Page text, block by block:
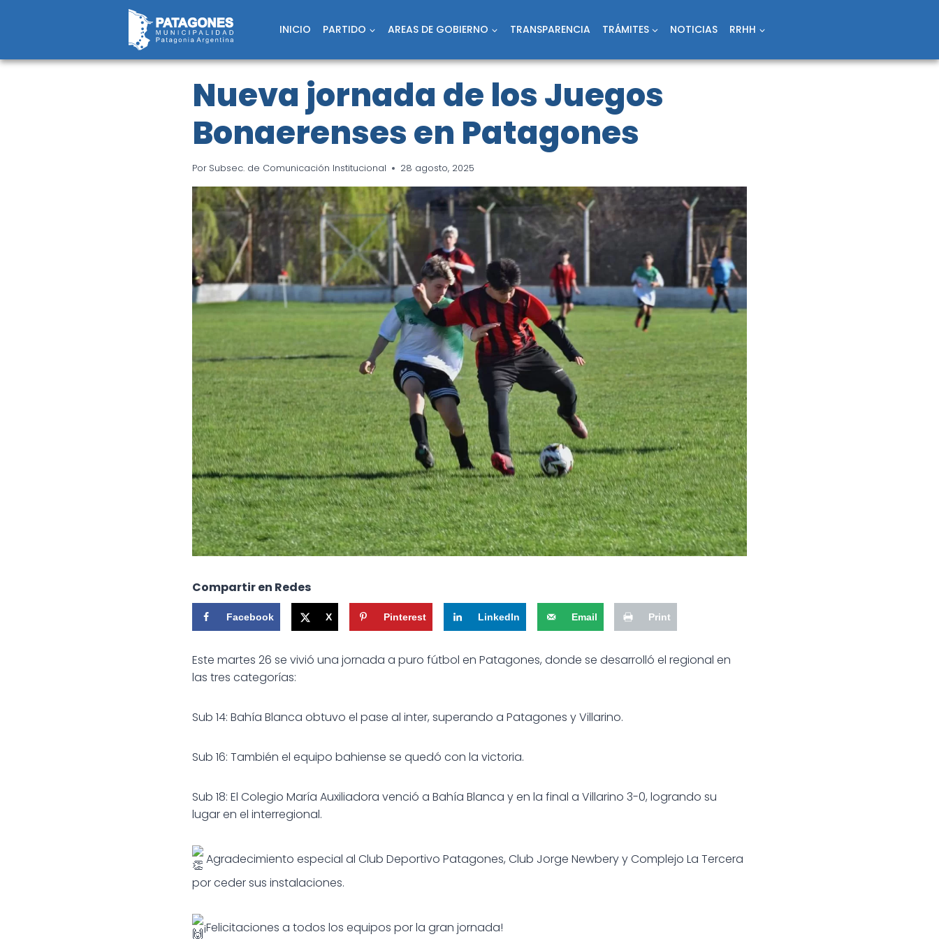
INICIO PARTIDO AREAS DE GOBIERNO TRANSPARENCIA TRÁMITES NOTICIAS RRHH
Nueva jornada de los Juegos
Bonaerenses en Patagones
Por Subsec. de Comunicación Institucional 28 agosto, 2025
Compartir en Redes
Facebook X Pinterest LinkedIn Email Print
Este martes 26 se vivió una jornada a puro fútbol en Patagones, donde se desarrolló el regional en
las tres categorías:
Sub 14: Bahía Blanca obtuvo el pase al inter, superando a Patagones y Villarino.
Sub 16: También el equipo bahiense se quedó con la victoria.
Sub 18: El Colegio María Auxiliadora venció a Bahía Blanca y en la final a Villarino 3-0, logrando su
lugar en el interregional.
Agradecimiento especial al Club Deportivo Patagones, Club Jorge Newbery y Complejo La Tercera
por ceder sus instalaciones.
¡Felicitaciones a todos los equipos por la gran jornada!